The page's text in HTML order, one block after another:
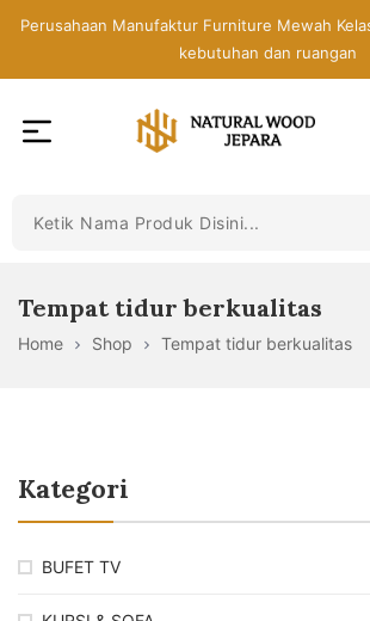
Perusahaan Manufaktur Furniture Mewah
kebutuhan dan ruangan
Jepara
Furniture
Jati
Tempat tidur berkualitas
Home Shop Tempat tidur berkualitas
Kategori
BUFET TV